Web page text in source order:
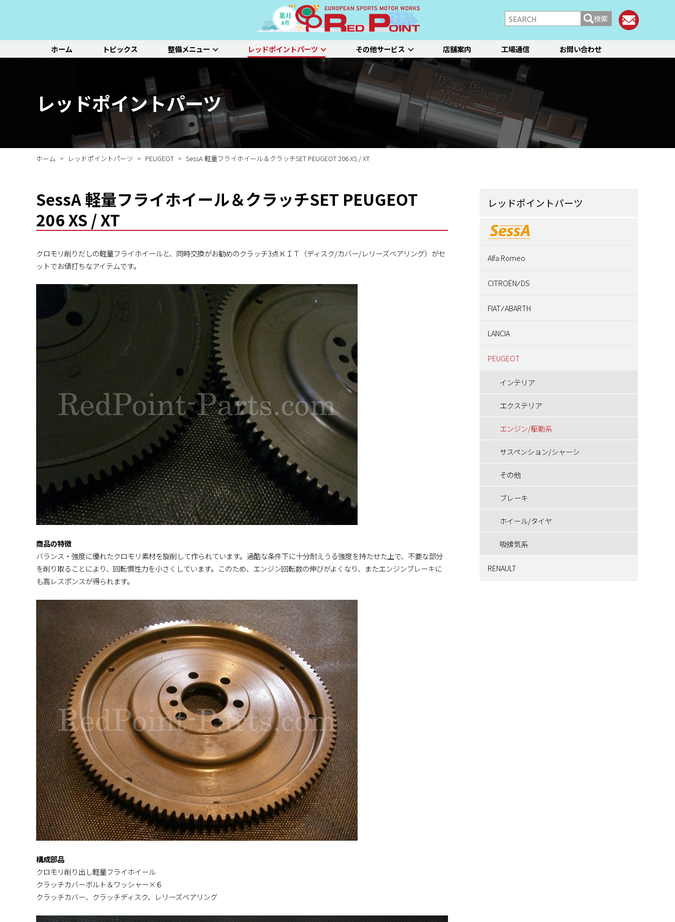
検索
ホーム トピックス 整備メニュー
する基本整備と、車両の
状態に応じた３段階のセ
ットメニューをご紹介し
ADAS（先進運転支援システム）診断 ホイールアライメント点検・調整
オイル交換
エアコン整備
新車点検整備 12か月点検/24か月点検
初診点検 ステージ2／ルーティーン
ステージ3／リフレッシュ
ステージ2／ステージ3 車種別価格表
レッドポイントパーツ
ルノー アルファロメオ フィアット／アバルト
エンジン/駆動系 サスペンション/シャーシ
ブレーキ
ホイール/タイヤ
エクステリア インテリア
その他サービス
レンタカー等のサービス
を行なっております。
新車販売・整備 車両買い取り
レンタカー
その他サービス
店舗案内 工場通信 お問い合わせ
レッドポイントパーツ
ホーム レッドポイントパーツ PEUGEOT SessA 軽量フライホイール＆クラッチSET PEUGEOT 206 XS / XT
SessA 軽量フライホイール＆クラッチSET PEUGEOT
206 XS / XT
クロモリ削りだしの軽量フライホイールと、同時交換がお勧めのクラッチ3点ＫＩＴ（ディスク/カバー/レリーズベアリング）がセ
ットでお値打ちなアイテムです。
商品の特徴
バランス・強度に優れたクロモリ素材を旋削して作られています。過酷な条件下に十分耐えうる強度を持たせた上で、不要な部分
を削り取ることにより、回転慣性力を小さくしています。このため、エンジン回転数の伸びがよくなり、またエンジンブレーキに
も高レスポンスが得られます。
構成部品
クロモリ削り出し軽量フライホイール
クラッチカバーボルト＆ワッシャー×６
クラッチカバー、クラッチディスク、レリーズベアリング
レッドポイントパーツ
Alfa Romeo
インテリア
エクステリア
エンジン/駆動系
ブレーキ
ホイール/タイヤ
CITROËN ⁄ DS
インテリア
エクステリア
エンジン/駆動系
FIAT ⁄ ABARTH
アバルト
インテリア
エクステリア
エンジン/駆動系
サスペンション/シャーシ
その他
ブレーキ
ホイール/タイヤ
吸排気系
快適装備
LANCIA
インテリア
エクステリア
エンジン/駆動系
サスペンション/シャーシ
ブレーキ
ホイール/タイヤ
PEUGEOT
インテリア
エクステリア
エンジン/駆動系
サスペンション/シャーシ
その他
ブレーキ
ホイール/タイヤ
吸排気系
RENAULT